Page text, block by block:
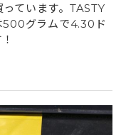
ています。TASTY
500グラムで4.30ド